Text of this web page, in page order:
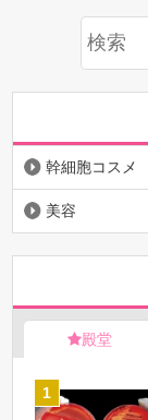
幹細胞コスメ
美容
殿堂